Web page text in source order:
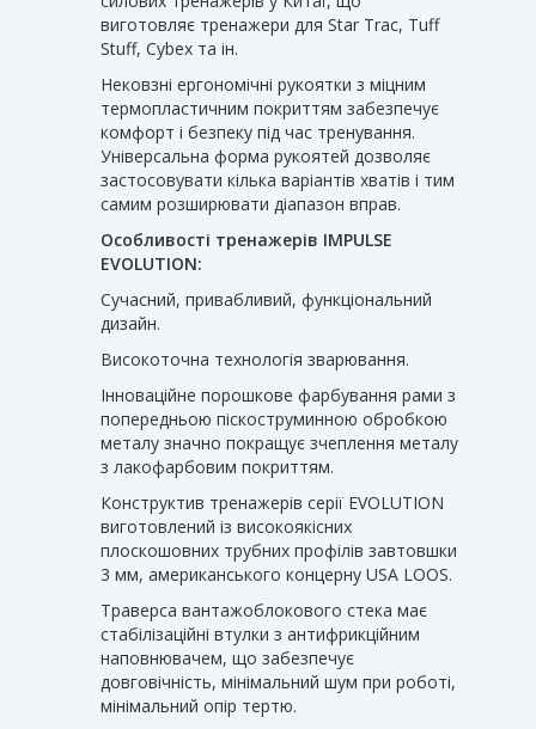
виготовляє тренажери для Star Trac, Tuff
Stuff, Cybex та ін.
Нековзні ергономічні рукоятки з міцним
термопластичним покриттям забезпечує
комфорт і безпеку під час тренування.
Універсальна форма рукоятей дозволяє
застосовувати кілька варіантів хватів і тим
самим розширювати діапазон вправ.
Особливості тренажерів IMPULSE
EVOLUTION:
Сучасний, привабливий, функціональний
дизайн.
Високоточна технологія зварювання.
Інноваційне порошкове фарбування рами з
попередньою піскоструминною обробкою
металу значно покращує зчеплення металу
з лакофарбовим покриттям.
Конструктив тренажерів серії EVOLUTION
виготовлений із високоякісних
плоскошовних трубних профілів завтовшки
3 мм, американського концерну USA LOOS.
Траверса вантажоблокового стека має
стабілізаційні втулки з антифрикційним
наповнювачем, що забезпечує
довговічність, мінімальний шум при роботі,
мінімальний опір тертю.